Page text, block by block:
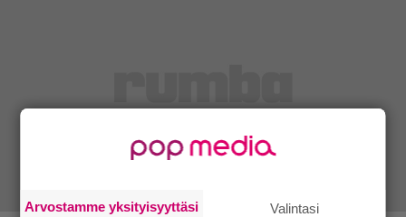
Arvostamme yksityisyyttäsi Valintasi